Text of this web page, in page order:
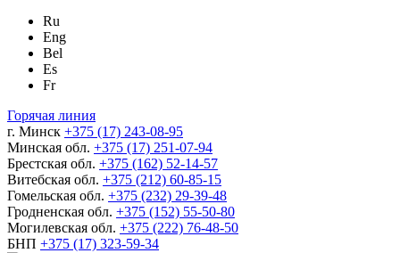
Ru
Eng
Bel
Es
Fr
Горячая линия
г. Минск +375 (17) 243-08-95
Минская обл. +375 (17) 251-07-94
Брестская обл. +375 (162) 52-14-57
Витебская обл. +375 (212) 60-85-15
Гомельская обл. +375 (232) 29-39-48
Гродненская обл. +375 (152) 55-50-80
Могилевская обл. +375 (222) 76-48-50
БНП +375 (17) 323-59-34